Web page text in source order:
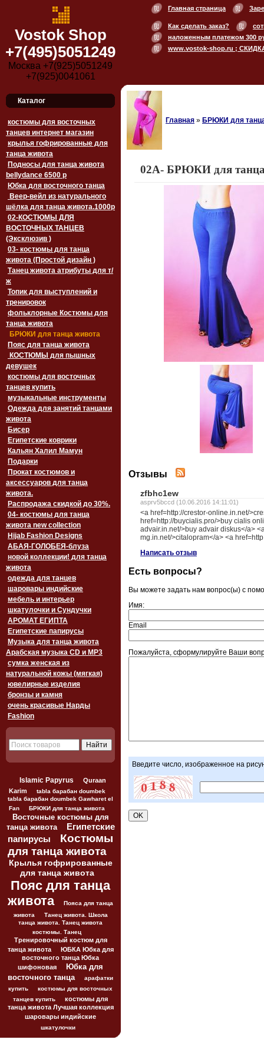
Vostok Shop
+7(495)5051249
Москва +7(925)5051249
+7(925)0041061
Главная страница
Как сделать заказ?
наложенным платежом 300
www.vostok-shop.ru ;
Каталог
костюмы для восточных
танцев интернет магазин
крылья гофрированные для
танца живота
Подносы для танца живота
bellydance 6500 p
Юбка для восточного танца
Веер-вейл из натурального
шёлка для танца живота.1000p
02-КОСТЮМЫ ДЛЯ
ВОСТОЧНЫХ ТАНЦЕВ
(Эксклюзив )
03- костюмы для танца
живота (Простой дизайн )
Танец живота атрибуты для т/
ж
Топик для выступлений и
тренировок
фольклорные Костюмы для
танца живота
БРЮКИ для танца живота
Пояс для танца живота
девушек
костюмы для восточных
танцев купить
музыкальные инструменты
Одежда для занятий танцами
живота
Бисер
Египетские коврики
Кальян Халил Мамун
Подарки
Прокат костюмов и
аксессуаров для танца
живота.
Распродажа скидкой до 30%.
04- костюмы для танца
живота new collection
Hijab Fashion Designs
АБАЯ-ГОЛОБЕЯ-блуза
новой коллекции! для танца
живота
одежда для танцев
шаровары индийские
мебель и интерьер
шкатулочки и Сундучки
АРОМАТ ЕГИПТА
Египетские папирусы
Музыка для танца живота
Арабская музыка CD и MP3
сумка женская из
натуральной кожы (мягкая)
ювелирные изделия
бронзы и камня
очень красивые Нарды
Fashion
Islamic Papyrus
Quraan
Karim
tabla барабан doumbek
tabla барабан doumbek Gawharet el
Fan
БРЮКИ для танца живота
Восточные костюмы для
танца живота
Египетские
папирусы
Костюмы
для танца живота
Крылья гофрированные
для танца живота
Пояс для танца
живота
Пояса для танца
живота
Танец живота. Школа
танца живота. Танец живота
костюмы. Танец
Тренировочный костюм для
танца живота
ЮБКА Юбка для
восточного танца Юбка
шифоновая
Юбка для
восточного танца
арафатки
купить
костюмы для восточных
танцев купить
костюмы для
танца живота Лучшая коллекция
шаровары индийские
шкатулочки
Главная » БРЮКИ для
02A- БРЮКИ для
Отзывы
zfbhc1ew
asprv5bccd (10.06.2016 14:11:01)
<a href=http://crestor-online.in.net/
href=http://buycialis.pro/>buy cialis
advair.in.net/>buy advair diskus</a>
mg.in.net/>citalopram</a> <a
Написать отзыв
Есть вопросы?
Вы можете задать нам вопрос(ы) с
Имя:
Email
Пожалуйста, сформулируйте Ваши
Введите число, изображенное на